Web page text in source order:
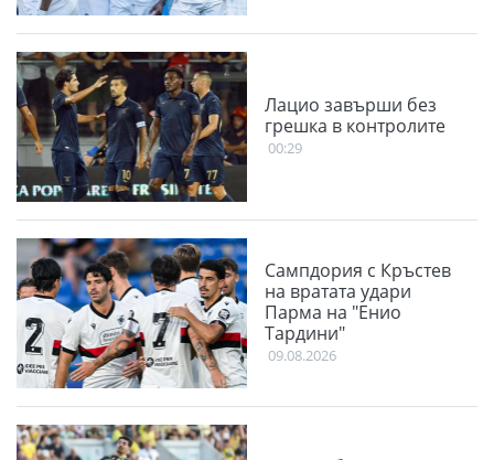
Лацио завърши без
грешка в контролите
00:29
Сампдория с Кръстев
на вратата удари
Парма на "Енио
Тардини"
09.08.2026